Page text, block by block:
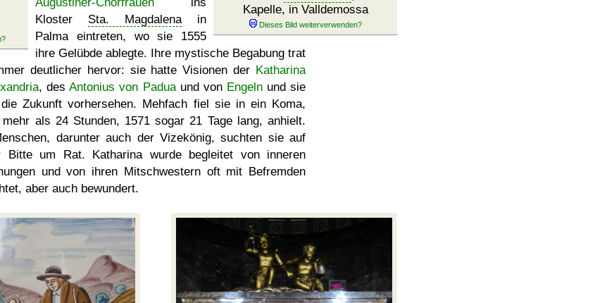
Kapelle, in Valldemossa
Kloster Sta. Magdalenain
Palma eintreten, wo sie 1555
ihre Gelübde ablegte. Ihre mystische Begabung trat
deutlicher hervor: sie hatte Visionen der Katharina
, desAntonius von Paduaund von Engelnund sie
Zukunft vorhersehen. Mehfach fiel sie in ein Koma,
als 24 Stunden, 1571 sogar 21 Tage lang, anhielt.
darunter auch der Vizekönig, suchten sie auf
Bitte um Rat. Katharina wurde begleitet von inneren
und von ihren Mitschwestern oft mit Befremden
aber auch bewundert.